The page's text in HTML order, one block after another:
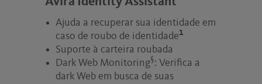
Ajuda a recuperar sua identidade em
caso de roubo de identidade1
Suporte à carteira roubada
Dark Web Monitoring§: Verifica a
dark Web em busca de suas